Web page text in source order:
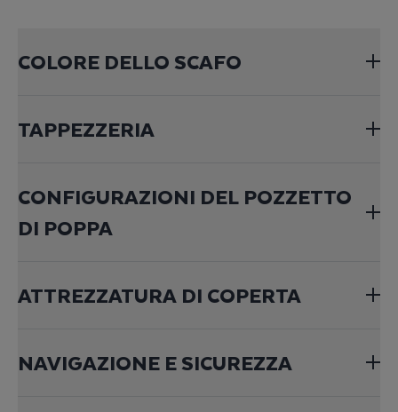
COLORE DELLO SCAFO
TAPPEZZERIA
CONFIGURAZIONI DEL POZZETTO
DI POPPA
ATTREZZATURA DI COPERTA
NAVIGAZIONE E SICUREZZA